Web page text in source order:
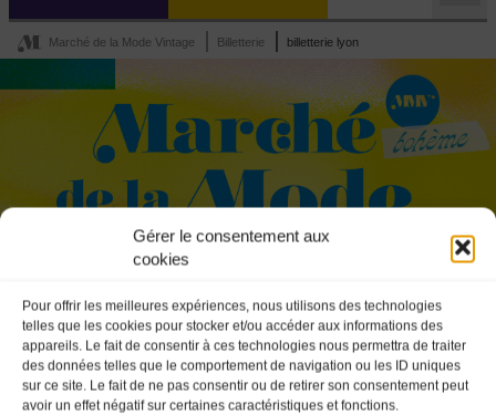
Gérer le consentement aux
cookies
Pour offrir les meilleures expériences, nous utilisons des technologies
telles que les cookies pour stocker et/ou accéder aux informations des
appareils. Le fait de consentir à ces technologies nous permettra de traiter
des données telles que le comportement de navigation ou les ID uniques
sur ce site. Le fait de ne pas consentir ou de retirer son consentement peut
avoir un effet négatif sur certaines caractéristiques et fonctions.
Marché de la Mode Vintage Billetterie billetterie lyon